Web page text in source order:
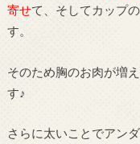
寄せて、そしてカップ
す。
そのため胸のお肉が増
す♪
さらに太いことでアン